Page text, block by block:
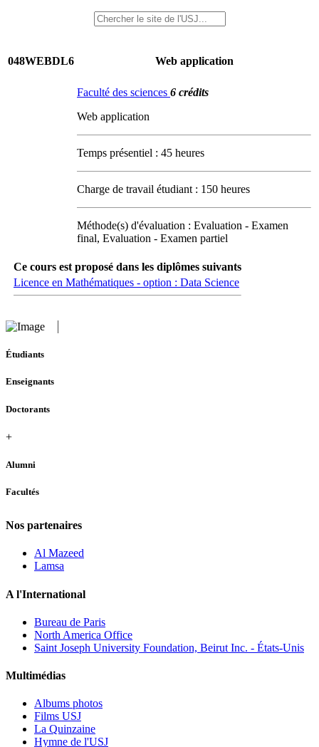
048WEBDL6 Web application
Faculté des sciences 6 crédits
Web application
Temps présentiel : 45 heures
Charge de travail étudiant : 150 heures
Méthode(s) d'évaluation : Evaluation - Examen
final, Evaluation - Examen partiel
Ce cours est proposé dans les diplômes suivants
Licence en Mathématiques - option : Data Science
Étudiants
Enseignants
Doctorants
+
Alumni
Facultés
Nos partenaires
Al Mazeed
Lamsa
A l'International
Bureau de Paris
North America Office
Saint Joseph University Foundation, Beirut Inc. - États-Unis
Multimédias
Albums photos
Films USJ
La Quinzaine
Hymne de l'USJ